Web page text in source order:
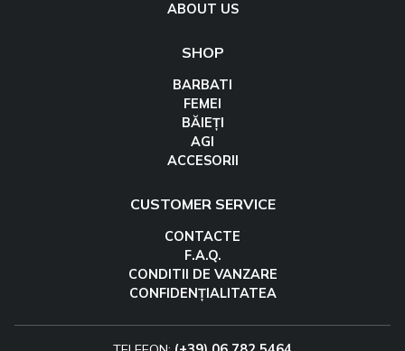
ABOUT US
SHOP
BARBATI
FEMEI
BĂIEȚI
AGI
ACCESORII
CUSTOMER SERVICE
CONTACTE
F.A.Q.
CONDITII DE VANZARE
CONFIDENȚIALITATEA